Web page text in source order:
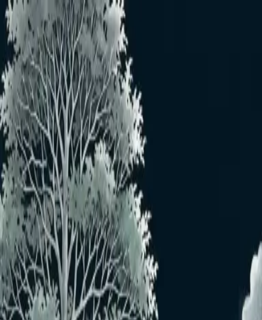
メインコンテンツへスキップ
おすすめユーザー
おすすめユーザーはいません
もっと見る